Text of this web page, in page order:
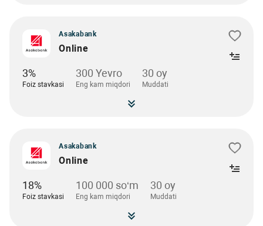
Asakabank
Online
3%
Foiz stavkasi
300 Yevro
Eng kam miqdori
30 oy
Muddati
Asakabank
Online
18%
Foiz stavkasi
100 000 so‘m
Eng kam miqdori
30 oy
Muddati